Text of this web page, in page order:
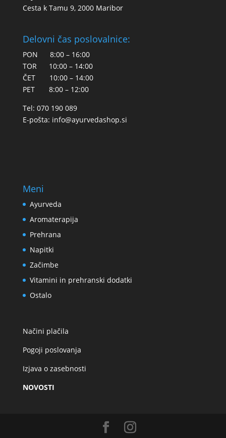
Cesta k Tamu 9, 2000 Maribor
Delovni čas poslovalnice:
PON 8:00 – 16:00
TOR 10:00 – 14:00
ČET 10:00 – 14:00
PET 8:00 – 12:00
Tel: 070 190 089
E-pošta: info@ayurvedashop.si
Meni
Ayurveda
Aromaterapija
Prehrana
Napitki
Začimbe
Vitamini in prehranski dodatki
Ostalo
Načini plačila
Pogoji poslovanja
Izjava o zasebnosti
NOVOSTI